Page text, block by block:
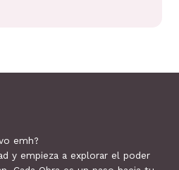
emh?
y empieza a explorar el poder